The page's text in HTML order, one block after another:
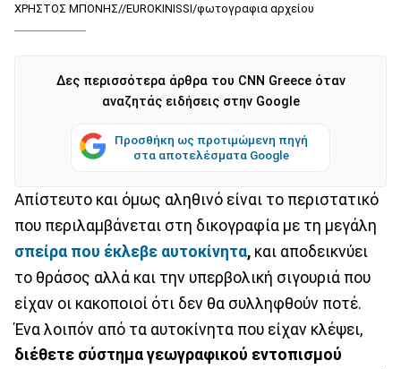
ΧΡΗΣΤΟΣ ΜΠΟΝΗΣ//EUROKINISSI/φωτογραφια αρχείου
Δες περισσότερα άρθρα του CNN Greece όταν
αναζητάς ειδήσεις στην Google
Προσθήκη ως προτιμώμενη πηγή
στα αποτελέσματα Google
Απίστευτο και όμως αληθινό είναι το περιστατικό
που περιλαμβάνεται στη δικογραφία με τη μεγάλη
σπείρα που έκλεβε αυτοκίνητα, και αποδεικνύει
το θράσος αλλά και την υπερβολική σιγουριά που
είχαν οι κακοποιοί ότι δεν θα συλληφθούν ποτέ.
Ένα λοιπόν από τα αυτοκίνητα που είχαν κλέψει,
διέθετε σύστημα γεωγραφικού εντοπισμού